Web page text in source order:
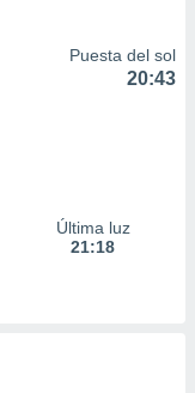
Puesta del sol
20:43
Última luz
21:18